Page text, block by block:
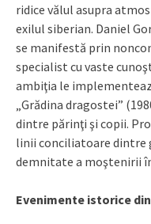
ridice vălul asupra
exilul siberian. Daniel
se manifestă prin
specialist cu vaste
ambiţia le
„Grădina dragostei”
dintre părinţi şi copii.
linii conciliatoare dintre
demnitate a moştenirii
Evenimente istorice